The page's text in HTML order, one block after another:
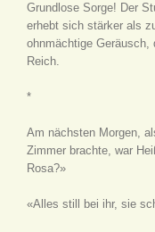
Grundlose Sorge! Der
erhebt sich stärker als
ohnmächtige
Reich.
*
Am nächsten Morgen,
Zimmer brachte, war
Rosa?»
«Alles still bei ihr, sie